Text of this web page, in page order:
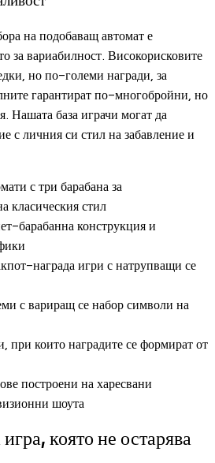
на подобаващ автомат е
за вариабилност. Високорисковите
но по-големи награди, за
гарантират по-многобройни, но
Нашата база играчи могат да
с личния си стил на забавление и
с три барабана за
класическия стил
барабанна конструкция и
награда игри с натрупващи се
с вариращ се набор символи на
при които наградите се формират от
построени на харесвани
шоута
която не остарява